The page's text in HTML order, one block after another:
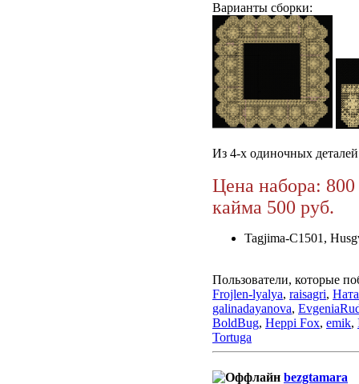
Варианты сборки:
Из 4-х одиночных
Цена набора: 800
кайма 500 руб.
Tagjima-C1501,
Пользователи, которые
Frojlen-lyalya, raisagri,
galinadayanova,
BoldBug, Heppi Fox, emik,
Tortuga
bezgtamara